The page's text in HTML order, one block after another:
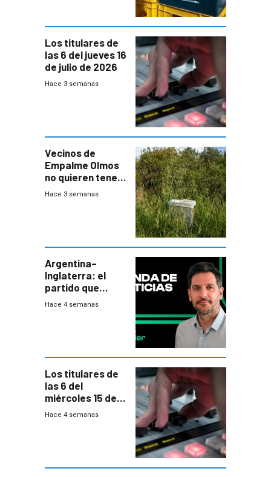
Los titulares de
las 6 del jueves 16
de julio de 2026
Hace 3 semanas
Vecinos de
Empalme Olmos
no quieren tener
cerca una planta
departamental
Hace 3 semanas
Argentina–
Inglaterra: el
partido que
nunca termina
Hace 4 semanas
Los titulares de
las 6 del
miércoles 15 de
julio de 2026
Hace 4 semanas